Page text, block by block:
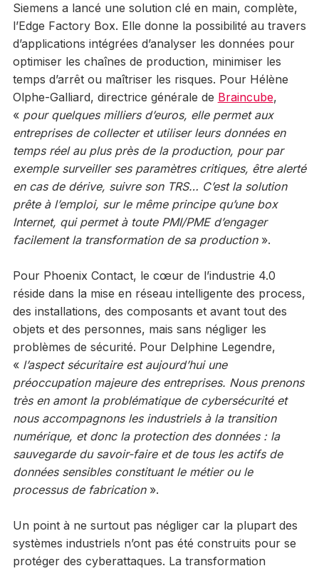
Siemens a lancé une solution clé en main, complète,
l’Edge Factory Box. Elle donne la possibilité au travers
d’applications intégrées d’analyser les données pour
optimiser les chaînes de production, minimiser les
temps d’arrêt ou maîtriser les risques. Pour Hélène
Olphe-Galliard, directrice générale de Braincube,
« pour quelques milliers d’euros, elle permet aux
entreprises de collecter et utiliser leurs données en
temps réel au plus près de la production, pour par
exemple surveiller ses paramètres critiques, être alerté
en cas de dérive, suivre son TRS… C’est la solution
prête à l’emploi, sur le même principe qu’une box
Internet, qui permet à toute PMI/PME d’engager
facilement la transformation de sa production».
Pour Phoenix Contact, le cœur de l’industrie 4.0
réside dans la mise en réseau intelligente des process,
des installations, des composants et avant tout des
objets et des personnes, mais sans négliger les
problèmes de sécurité. Pour Delphine Legendre,
« l’aspect sécuritaire est aujourd’hui une
préoccupation majeure des entreprises. Nous prenons
très en amont la problématique de cybersécurité et
nous accompagnons les industriels à la transition
numérique, et donc la protection des données : la
sauvegarde du savoir-faire et de tous les actifs de
données sensibles constituant le métier ou le
processus de fabrication».
Un point à ne surtout pas négliger car la plupart des
systèmes industriels n’ont pas été construits pour se
protéger des cyberattaques. La transformation